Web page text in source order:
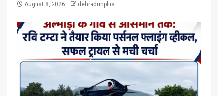
August 8, 2026 dehradunplus